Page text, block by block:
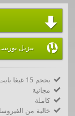

 تنزيل
 بحجم 15 غيغا بايت
 مجانية
 كاملة
 خالية من